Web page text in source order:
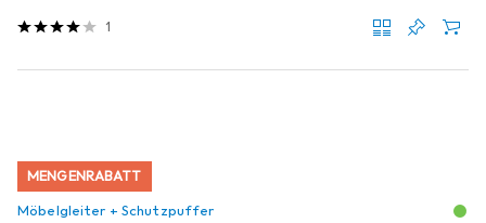
1
MENGENRABATT
Möbelgleiter + Schutzpuffer